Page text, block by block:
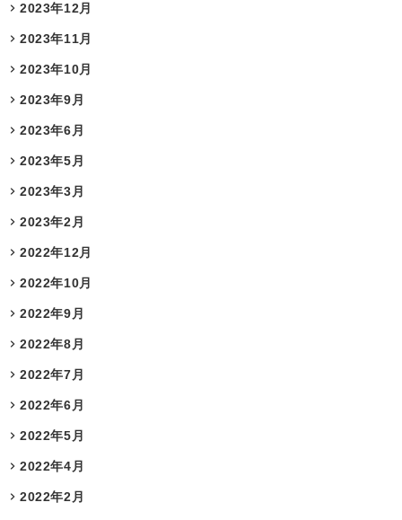
2023年12月
2023年11月
2023年10月
2023年9月
2023年6月
2023年5月
2023年3月
2023年2月
2022年12月
2022年10月
2022年9月
2022年8月
2022年7月
2022年6月
2022年5月
2022年4月
2022年2月